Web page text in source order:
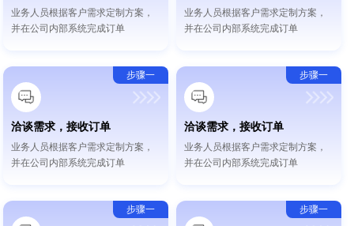
业务人员根据客户需求定制方案，
并在公司内部系统完成订单
业务人员根据客户需求定制方案，
并在公司内部系统完成订单
洽谈需求，接收订单
业务人员根据客户需求定制方案，
并在公司内部系统完成订单
步骤一
洽谈需求，接收订单
业务人员根据客户需求定制方案，
并在公司内部系统完成订单
步骤一
步骤一 步骤一